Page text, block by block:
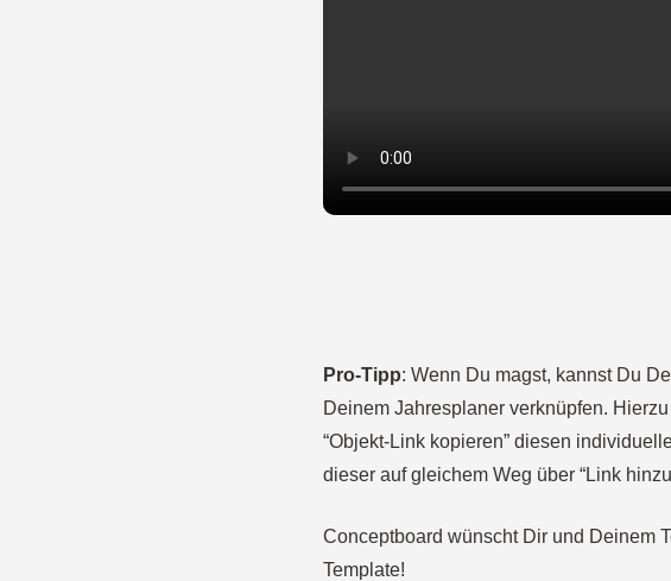
Pro-Tipp: Wenn Du magst, kannst Du
Deinem Jahresplaner verknüpfen.
“Objekt-Link kopieren” diesen
dieser auf gleichem Weg über “Link
Conceptboard wünscht Dir und Deinem
Template!